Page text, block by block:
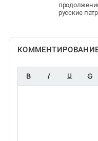
русские